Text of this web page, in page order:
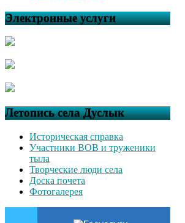
Электронные услуги
Летопись села Дуслык
Историческая справка
Участники ВОВ и труженики
тыла
Творческие люди села
Доска почета
Фотогалерея